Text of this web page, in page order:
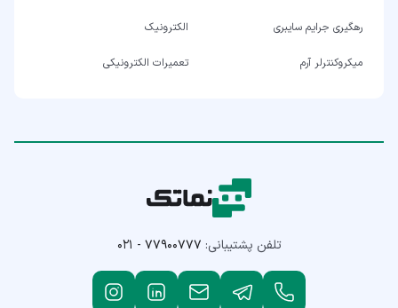
رهگیری جرایم سایبری الکترونیک
میکروکنترلر آرم تعمیرات الکترونیکی
تلفن پشتیبانی: ۰۲۱ - ۷۷۹۰۰۷۷۷